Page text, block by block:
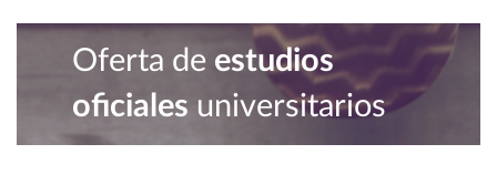
Oferta de estudios
oficiales universitarios